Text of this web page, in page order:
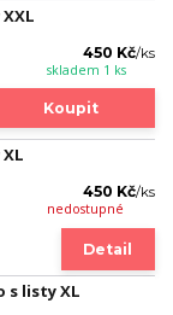
450 Kč/ks
skladem 1 ks
Koupit
450 Kč/ks
nedostupné
Detail
listy XL